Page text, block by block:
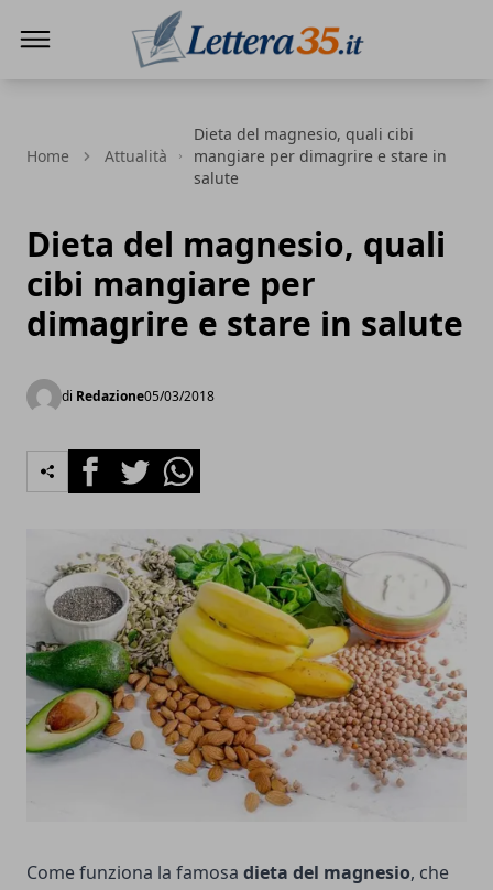
Home Attualità
Dieta del magnesio, quali cibi
mangiare per dimagrire e stare in
salute
Dieta del magnesio, quali
cibi mangiare per
dimagrire e stare in salute
di Redazione05/03/2018
FacebookTwitterWhatsapp
Come funziona la famosa dieta del magnesio, che